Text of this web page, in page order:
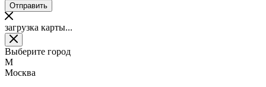
загрузка карты...
Выберите город
М
Москва